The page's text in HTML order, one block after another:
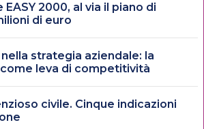
EASY 2000, al via il piano di
di euro
nella strategia aziendale: la
leva di competitività
civile. Cinque indicazioni